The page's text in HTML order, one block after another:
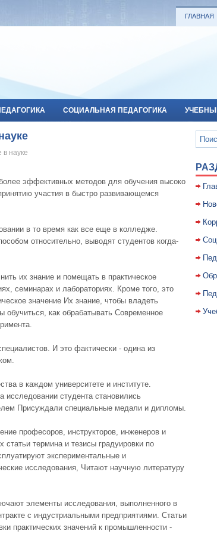
ГЛАВНАЯ
СОЦИАЛЬНАЯ ПЕДАГОГИКА
науке
эффективных методов для обучения высоко
участия в быстро развивающемся
в то время как все еще в колледже.
относительно, выводят студентов когда-
их знание и помещать в практическое
семинарах и лабораториях. Кроме того, это
значение Их знание, чтобы владеть
как обрабатывать Современное
И это фактически - одина из
в каждом университете и институте.
исследовании студента становились
Присуждали специальные медали и дипломы.
професоров, инструкторов, инженеров и
термина и тезисы градуировки по
экспериментальные и
исследования, Читают научную литературу
элементы исследования, выполненного в
с индустриальными предприятиями. Статьи
практических значений к промышленности -